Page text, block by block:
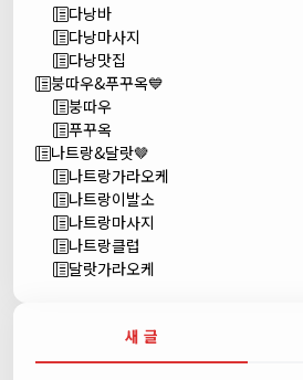
다낭바
다낭마사지
다낭맛집
붕따우&푸꾸옥💙
붕따우
푸꾸옥
나트랑&달랏🤎
나트랑가라오케
나트랑이발소
나트랑마사지
나트랑클럽
달랏가라오케
새 글